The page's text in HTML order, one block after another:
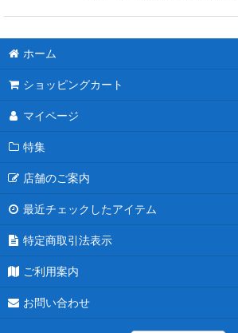
ホーム
ショッピングカート
マイページ
特集
店舗のご案内
最近チェックしたアイテム
特定商取引法表示
ご利用案内
お問い合わせ